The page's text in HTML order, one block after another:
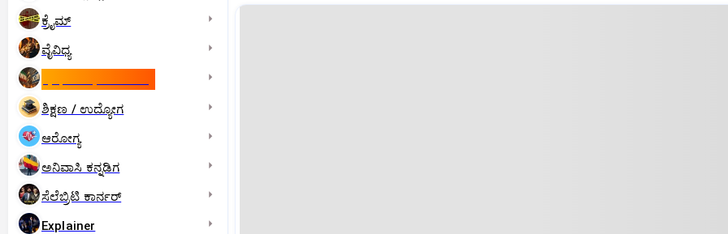
ಕ್ರೈಮ್
ವೈವಿಧ್ಯ
ಶಿಕ್ಷಣ / ಉದ್ಯೋಗ
ಆರೋಗ್ಯ
ಅನಿವಾಸಿ ಕನ್ನಡಿಗ
ಸೆಲೆಬ್ರಿಟಿ ಕಾರ್ನರ್‌
Explainer